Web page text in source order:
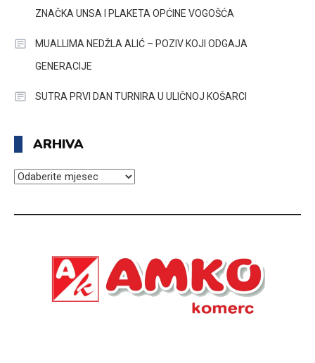
ZNAČKA UNSA I PLAKETA OPĆINE VOGOŠĆA
MUALLIMA NEDŽLA ALIĆ – POZIV KOJI ODGAJA
GENERACIJE
SUTRA PRVI DAN TURNIRA U ULIČNOJ KOŠARCI
ARHIVA
ARHIVA